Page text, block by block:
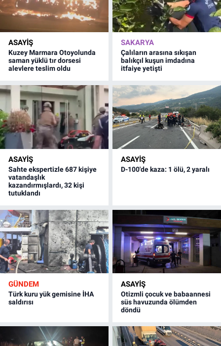
ASAYİŞ
Kuzey Marmara Otoyolunda
saman yüklü tır dorsesi
alevlere teslim oldu
SAKARYA
Çalıların arasına sıkışan
balıkçıl kuşun imdadına
itfaiye yetişti
ASAYİŞ
Sahte ekspertizle 687 kişiye
vatandaşlık
kazandırmışlardı, 32 kişi
tutuklandı
ASAYİŞ
D-100'de kaza: 1 ölü, 2 yaralı
GÜNDEM
Türk kuru yük gemisine İHA
saldırısı
ASAYİŞ
Otizmli çocuk ve babaannesi
süs havuzunda ölümden
döndü